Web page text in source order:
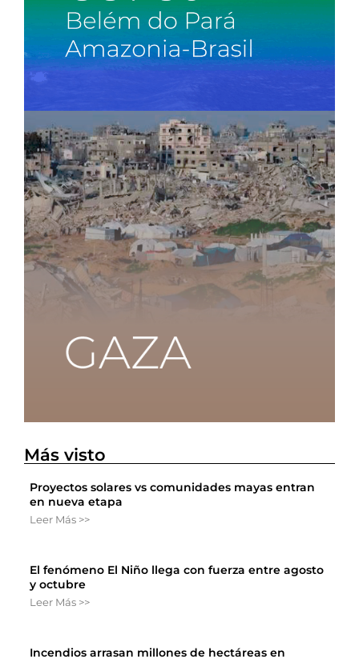
Más visto
Proyectos solares vs comunidades mayas entran
en nueva etapa
Leer Más >>
El fenómeno El Niño llega con fuerza entre agosto
y octubre
Leer Más >>
Incendios arrasan millones de hectáreas en